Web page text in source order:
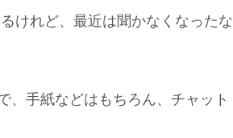
けれど、最近は聞かなくなったな
手紙などはもちろん、チャット